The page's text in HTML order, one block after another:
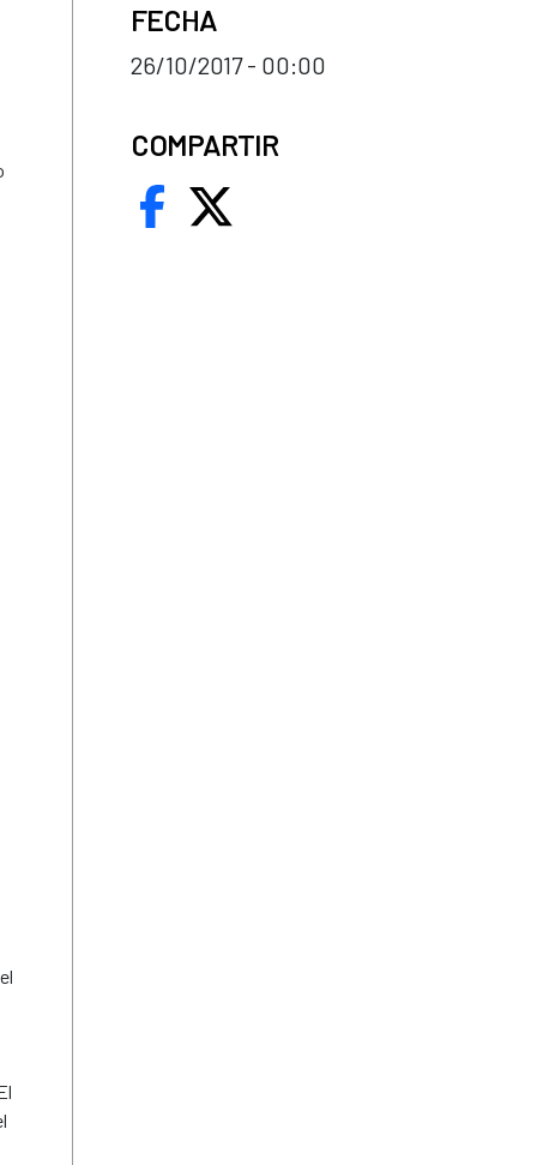
FECHA
26/10/2017 - 00:00
COMPARTIR